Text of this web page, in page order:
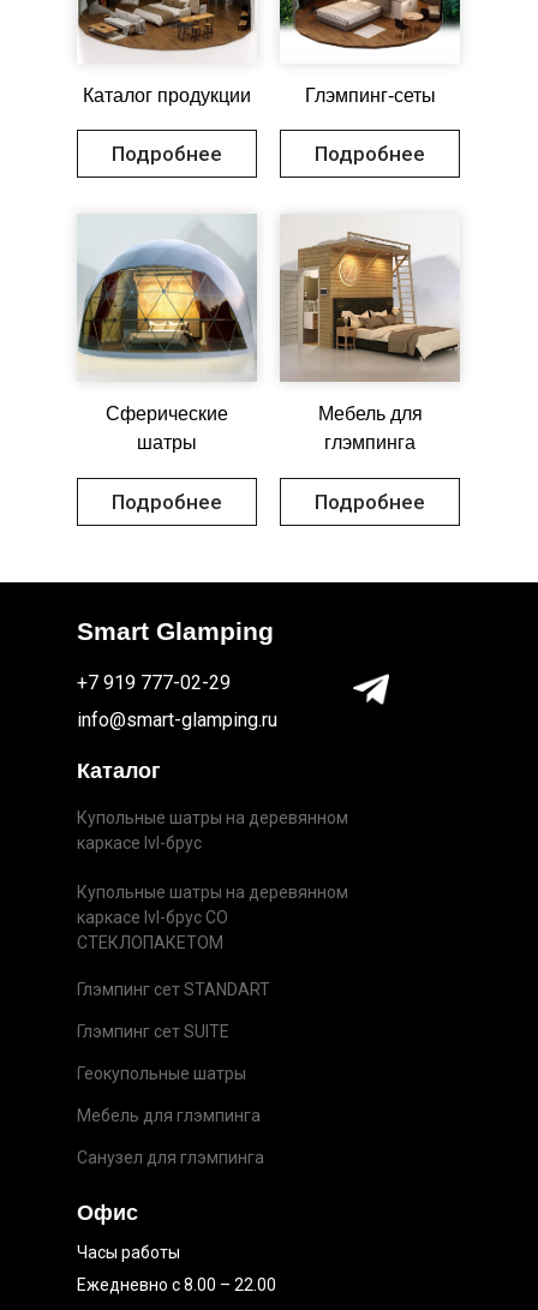
Подробнее
Подробнее
Подробнее
Мебель для
глэмпинга
Сферические
шатры
Каталог продукции
Подробнее
Глэмпинг-сеты
Офис
Каталог
Smart Glamping
info@smart-glamping.ru
Ежедневно с 8.00 – 22.00
Часы работы
+7 919 777-02-29
Санузел для глэмпинга
Мебель для глэмпинга
Геокупольные шатры
Глэмпинг сет SUITE
Глэмпинг сет STANDART
Купольные шатры на деревянном
каркасе lvl-брус СО
СТЕКЛОПАКЕТОМ
Купольные шатры на деревянном
каркасе lvl-брус